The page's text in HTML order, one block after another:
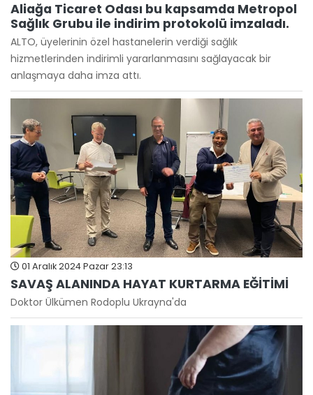
Aliağa Ticaret Odası bu kapsamda Metropol
Sağlık Grubu ile indirim protokolü imzaladı.
ALTO, üyelerinin özel hastanelerin verdiği sağlık
hizmetlerinden indirimli yararlanmasını sağlayacak bir
anlaşmaya daha imza attı.
01 Aralık 2024 Pazar 23:13
SAVAŞ ALANINDA HAYAT KURTARMA EĞİTİMİ
Doktor Ülkümen Rodoplu Ukrayna'da